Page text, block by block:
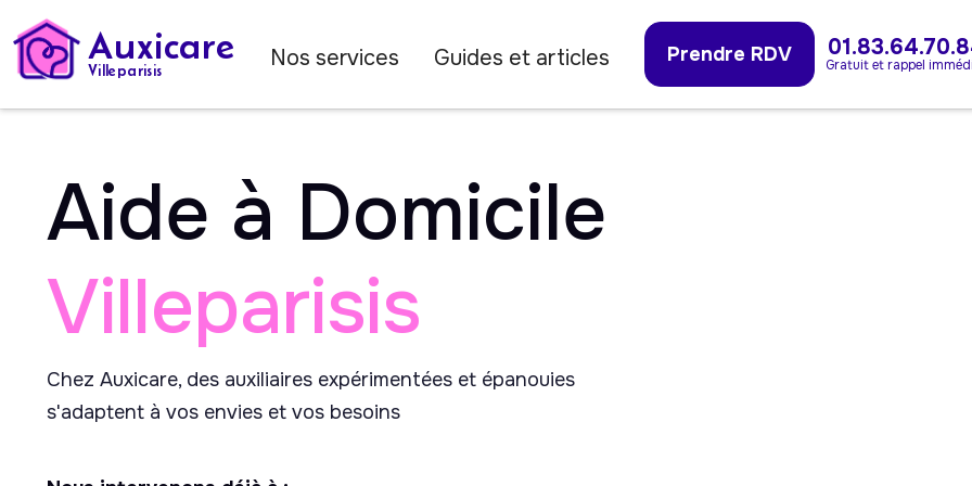
Auxicare
Villeparisis Nos services Guides et articles Prendre RDV Gratuit et rappel
Aide à Domicile
Villeparisis
Chez Auxicare, des auxiliaires expérimentées et épanouies
s'adaptent à vos envies et vos besoins